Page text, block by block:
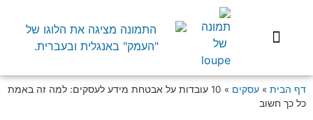
דף הבית » עסקים »
10 עובדות על אבטחת מידע לעסקים: למה זה באמת
כל כך חשוב